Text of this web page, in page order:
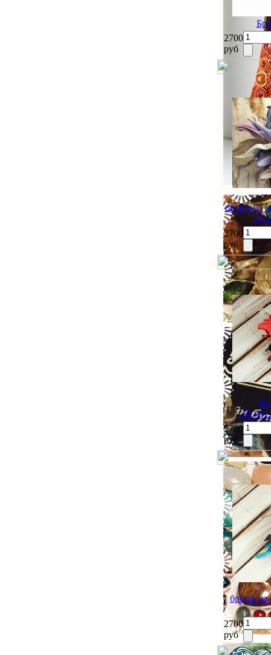
2700
руб
брошь из
2700
руб
2700
руб
брошь
2700
руб